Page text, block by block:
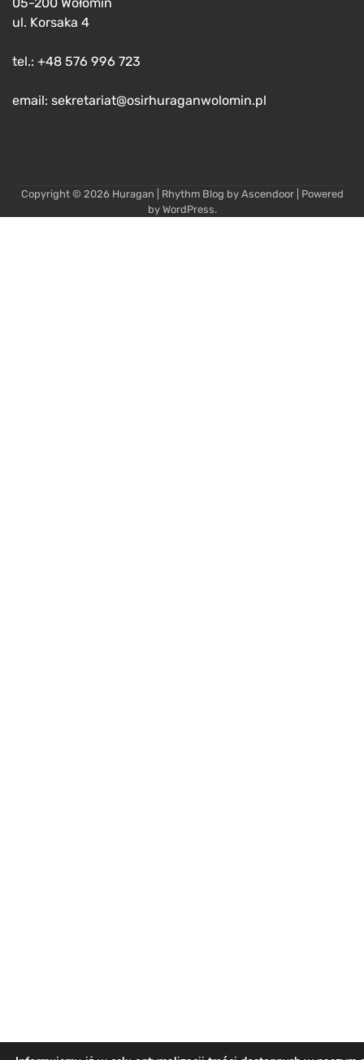
ul. Korsaka 4
tel.: +48 576 996 723
email: sekretariat@osirhuraganwolomin.pl
Copyright © 2026 Huragan | Rhythm Blog by Ascendoor| Powered
by WordPress.